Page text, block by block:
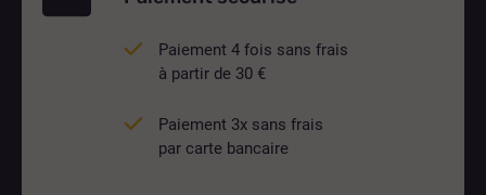
Paiement 4 fois sans frais
à partir de 30 €
Paiement 3x sans frais
par carte bancaire